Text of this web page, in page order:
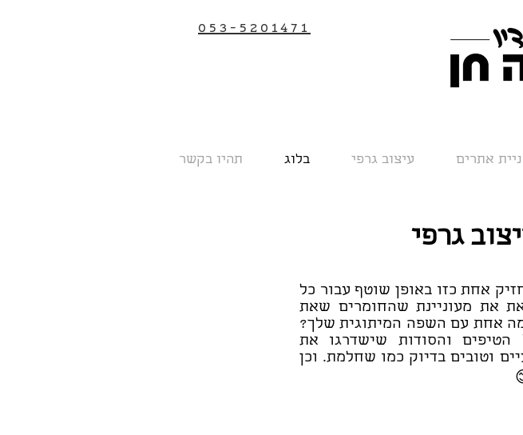
053-5201471
אתרים עיצוב גרפי בלוג תהיו בקשר
גרפי
אחת כזו באופן שוטף עבור כל
את מעוניינת שהחומרים שאת
אחת עם השפה המיתוגית שלך?
והסודות שישדרגו את
וטובים בדיוק כמו שחלמת. וכן